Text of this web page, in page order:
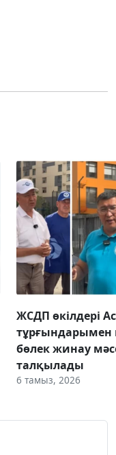
ЖСДП өкілдері
бөлек жинау
талқылады
6 тамыз, 2026